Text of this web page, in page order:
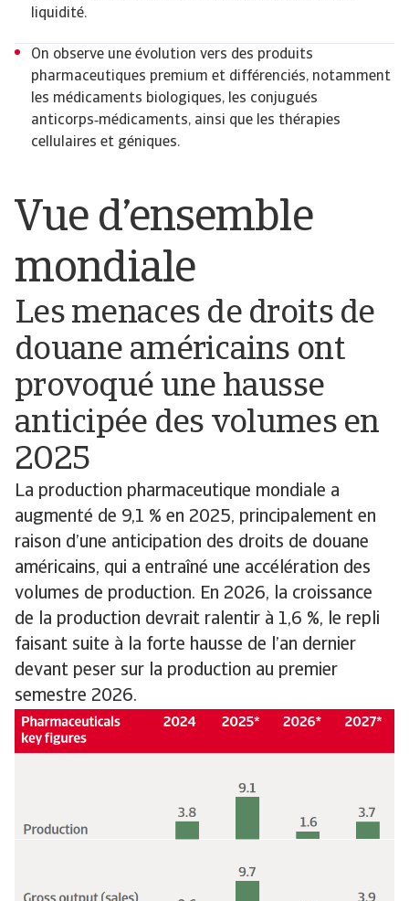
Vue d’ensemble
mondiale
Les menaces de droits de
douane américains ont
provoqué une hausse
anticipée des volumes en
2025
La production pharmaceutique mondiale a
augmenté de 9,1 % en 2025, principalement en
raison d’une anticipation des droits de douane
américains, qui a entraîné une accélération des
volumes de production. En 2026, la croissance
de la production devrait ralentir à 1,6 %, le repli
faisant suite à la forte hausse de l’an dernier
devant peser sur la production au premier
semestre 2026.
liquidité.
On observe une évolution vers des produits
pharmaceutiques premium et différenciés, notamment
les médicaments biologiques, les conjugués
anticorps‑médicaments, ainsi que les thérapies
cellulaires et géniques.